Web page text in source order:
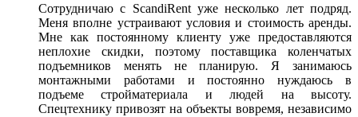
Сотрудничаю с ScandiRent уже несколько лет подряд.
Меня вполне устраивают условия и стоимость аренды.
Мне как постоянному клиенту уже предоставляются
неплохие скидки, поэтому поставщика коленчатых
подъемников менять не планирую. Я занимаюсь
монтажными работами и постоянно нуждаюсь в
подъеме стройматериала и людей на высоту.
Спецтехнику привозят на объекты вовремя, независимо